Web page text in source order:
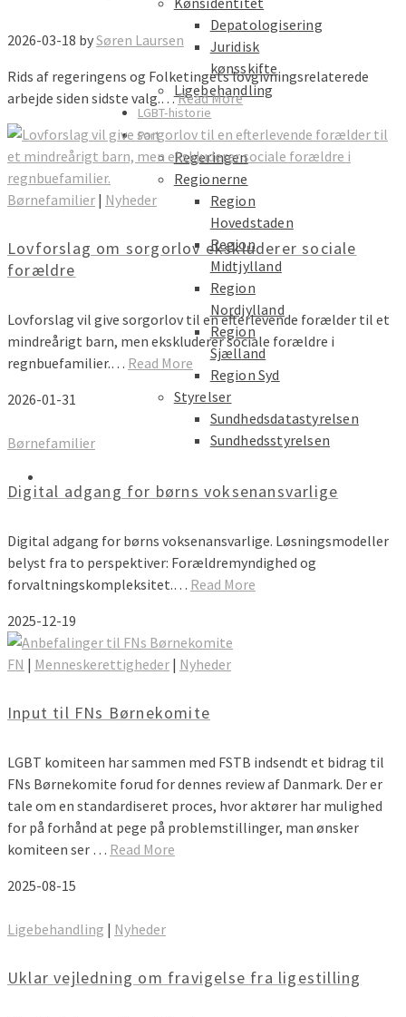
Depatologisering
Juridisk
kønsskifte
Ligebehandling
LGBT-historie
Part
Regeringen
Regionerne
Region
Hovedstaden
Region
Midtjylland
Region
Nordjylland
Region
Sjælland
Region Syd
Styrelser
Sundhedsdatastyrelsen
Sundhedsstyrelsen
2026-03-18 bySøren Laursen
Rids af regeringens og Folketingets lovgivningsrelaterede
arbejde siden sidste valg.…Read More
Børnefamilier | Nyheder
Lovforslag om sorgorlov ekskluderer sociale
forældre
Lovforslag vil give sorgorlov til en efterlevende forælder til et
mindreårigt barn, men ekskluderer sociale forældre i
regnbuefamilier.… Read More
2026-01-31
Børnefamilier
Digital adgang for børns voksenansvarlige
Digital adgang for børns voksenansvarlige. Løsningsmodeller
belyst fra to perspektiver: Forældremyndighed og
forvaltningskompleksitet.… Read More
2025-12-19
FN | Menneskerettigheder | Nyheder
Input til FNs Børnekomite
LGBT komiteen har sammen med FSTB indsendt et bidrag til
FNs Børnekomite forud for dennes review af Danmark. Der er
tale om en standardiseret proces, hvor aktører har mulighed
for på forhånd at pege på problemstillinger, man ønsker
komiteen ser … Read More
2025-08-15
Ligebehandling | Nyheder
Uklar vejledning om fravigelse fra ligestilling